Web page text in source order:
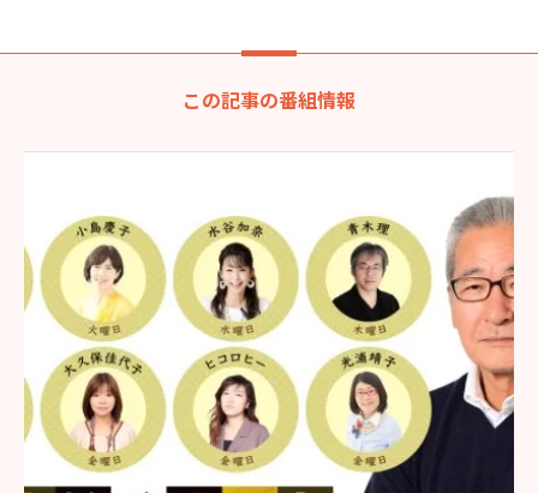
この記事の番組情報